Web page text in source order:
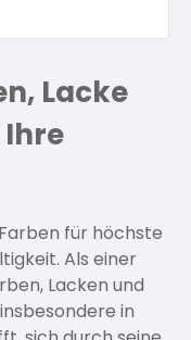
Lacke
für höchste
Als einer
Lacken und
in